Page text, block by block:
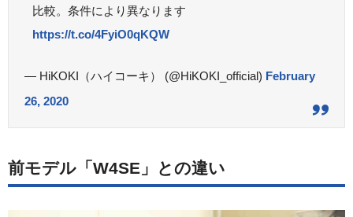
比較。条件により異なります
https://t.co/4FyiO0qKQW
— HiKOKI（ハイコーキ） (@HiKOKI_official) February
26, 2020
前モデル「W4SE」との違い